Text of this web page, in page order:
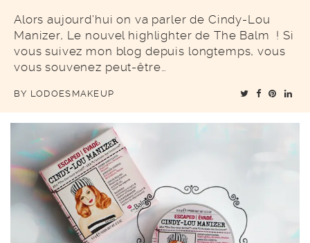
Alors aujourd’hui on va parler de Cindy-Lou
Manizer, Le nouvel highlighter de The Balm ! Si
vous suivez mon blog depuis longtemps, vous
vous souvenez peut-être…
BY LODOESMAKEUP